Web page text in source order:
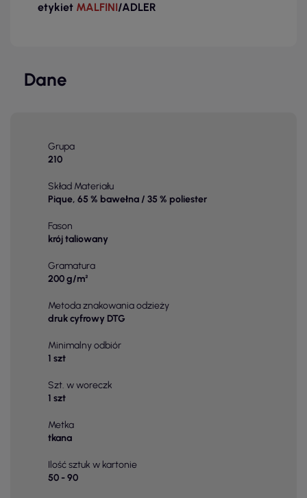
etykiet MALFINI/ADLER
Dane
Grupa
210
Skład Materiału
Pique, 65 % bawełna / 35 % poliester
Fason
krój taliowany
Gramatura
200 g/m²
Metoda znakowania odzieży
druk cyfrowy DTG
Minimalny odbiór
1 szt
Szt. w woreczk
1 szt
Metka
tkana
Ilość sztuk w kartonie
50 - 90